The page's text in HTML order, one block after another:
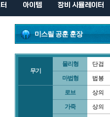
아이템 장비 시뮬레이터
미스릴 공훈 훈장
무기
물리형 단검
마법형 법봉
로브 상의
가죽 상의